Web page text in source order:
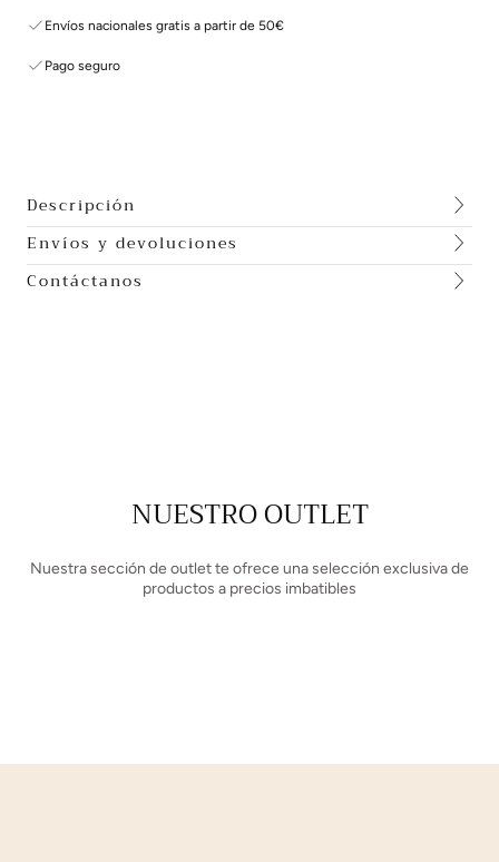
Envíos nacionales gratis a partir de 50€
Pago seguro
Descripción
Envíos y devoluciones
Contáctanos
NUESTRO OUTLET
Nuestra sección de outlet te ofrece una selección exclusiva de
productos a precios imbatibles